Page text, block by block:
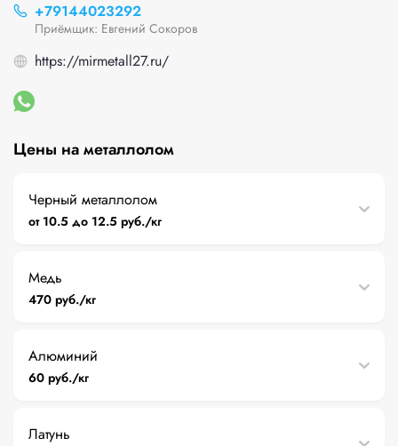
+79144023292
Приёмщик: Евгений Сокоров
https://mirmetall27.ru/
Цены на металлолом
Черный металлолом
от 10.5 до 12.5 руб./кг
Медь
470 руб./кг
Алюминий
60 руб./кг
Латунь